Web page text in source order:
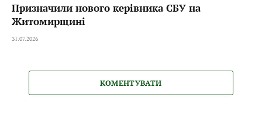
Призначили нового керівника СБУ на
Житомирщині
31.07.2026
КОМЕНТУВАТИ